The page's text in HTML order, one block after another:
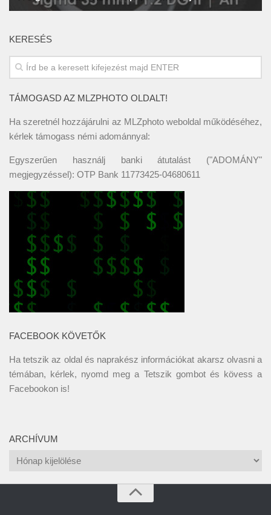
KERESÉS
TÁMOGASD AZ MLZPHOTO OLDALT!
Ha szeretnél hozzájárulni az MLZphoto weboldal működéséhez,
kérlek támogass némi adománnyal:
Egyszerűen használj banki átutalást ("ADOMÁNY"
megjegyzéssel): OTP Bank 11773425-04680611
FACEBOOK KÖVETŐK
Ha tetszik az oldal és naprakész információkat akarsz olvasni a
témában, kérlek, nyomd meg a Tetszik gombot és kövess a
Facebookon is!
ARCHÍVUM
Archívum